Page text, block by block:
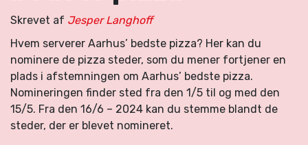
Skrevet af Jesper Langhoff
Hvem serverer Aarhus’ bedste pizza? Her kan du
nominere de pizza steder, som du mener fortjener en
plads i afstemningen om Aarhus’ bedste pizza.
Nomineringen finder sted fra den 1/5 til og med den
15/5. Fra den 16/6 – 2024 kan du stemme blandt de
steder, der er blevet nomineret.